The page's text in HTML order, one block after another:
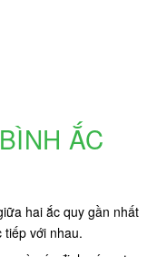
ẮC
hai ắc quy gần nhất
với nhau.